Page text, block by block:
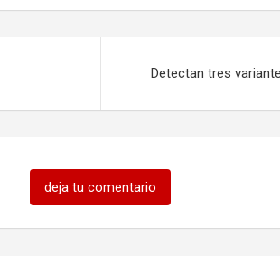
Detectan tres
deja tu comentario